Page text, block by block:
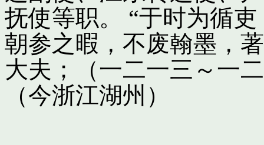
抚使等职。 “于时为循
朝参之暇，不废翰墨，
大夫；（一二一三～一
（今浙江湖州）